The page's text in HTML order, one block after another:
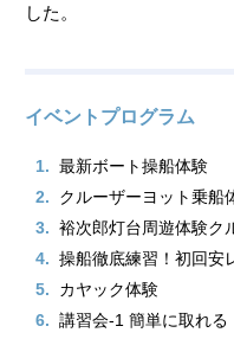
した。
イベントプログラム
1. 最新ボート操船体験
2.
クルーザーヨット乗船
3. 裕次郎灯台周遊体験ク
4. 操船徹底練習！初回安
5.
カヤック体験
6. 講習会-1 簡単に取れる